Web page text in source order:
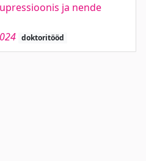
ja nende
doktoritööd